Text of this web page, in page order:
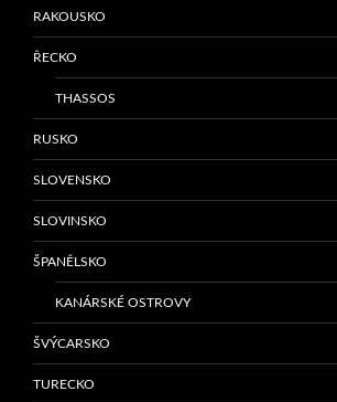
RAKOUSKO
ŘECKO
THASSOS
RUSKO
SLOVENSKO
SLOVINSKO
ŠPANĚLSKO
KANÁRSKÉ OSTROVY
ŠVÝCARSKO
TURECKO